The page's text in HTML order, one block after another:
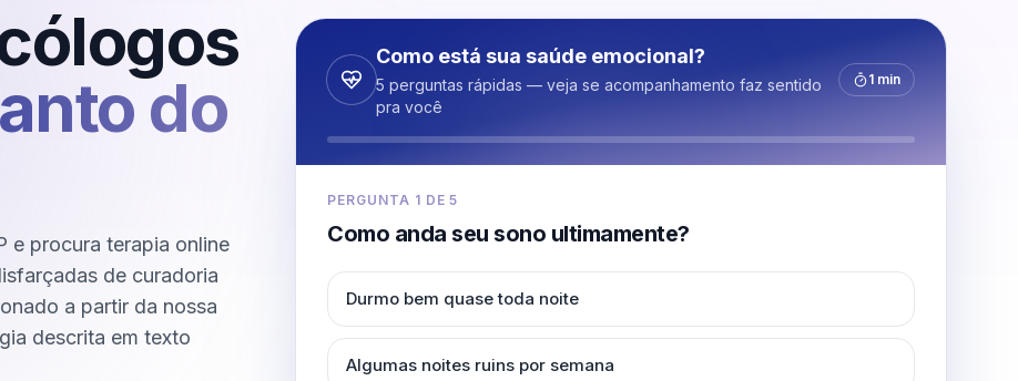
do
e procura terapia online
de curadoria
a partir da nossa
descrita em texto
Como está sua saúde emocional?
5 perguntas rápidas — veja se acompanhamento faz sentido
pra você
1 min
PERGUNTA 1 DE5
Como anda seu sono ultimamente?
Durmo bem quase toda noite
Algumas noites ruins por semana